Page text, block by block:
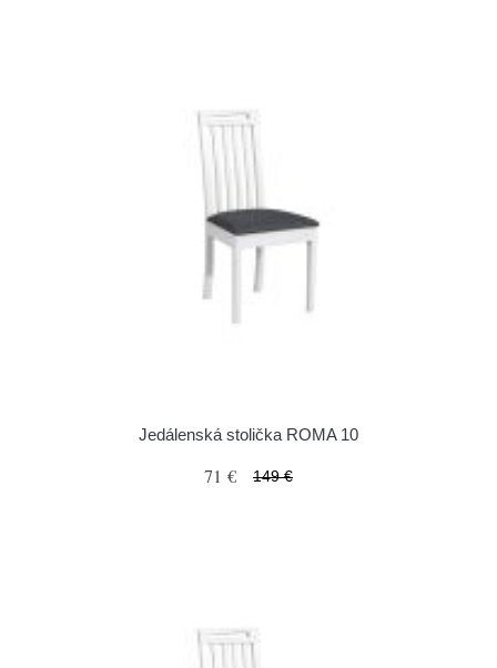
Jedálenská stolička ROMA 10
71 € 149 €